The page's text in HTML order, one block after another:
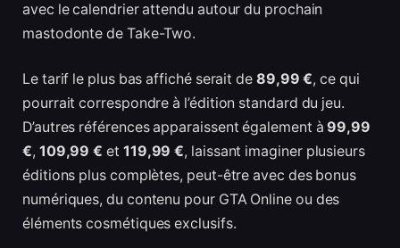
avec le calendrier attendu autour du prochain
mastodonte de Take-Two.
Le tarif le plus bas affiché serait de 89,99 €, ce qui
pourrait correspondre à l’édition standard du jeu.
D’autres références apparaissent également à99,99
€, 109,99 € et 119,99 €, laissant imaginer plusieurs
éditions plus complètes, peut-être avec des bonus
numériques, du contenu pour GTA Online ou des
éléments cosmétiques exclusifs.